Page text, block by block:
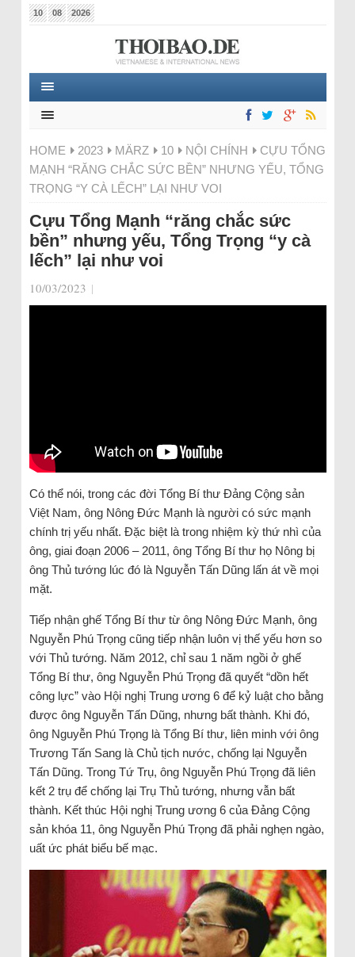
10 08 2026
HOME 2023 MÄRZ 10 NỘI CHÍNH
CỰU TỔNG
MẠNH “RĂNG CHẮC SỨC BỀN” NHƯNG YẾU, TỔNG
TRỌNG “Y CÀ LẾCH” LẠI NHƯ VOI
Cựu Tổng Mạnh “răng chắc sức
bền” nhưng yếu, Tổng Trọng “y cà
lếch” lại như voi
10/03/2023 |
Có thể nói, trong các đời Tổng Bí thư Đảng Cộng sản
Việt Nam, ông Nông Đức Mạnh là người có sức mạnh
chính trị yếu nhất. Đặc biệt là trong nhiệm kỳ thứ nhì của
ông, giai đoạn 2006 – 2011, ông Tổng Bí thư họ Nông bị
ông Thủ tướng lúc đó là Nguyễn Tấn Dũng lấn át về mọi
mặt.
Tiếp nhận ghế Tổng Bí thư từ ông Nông Đức Mạnh, ông
Nguyễn Phú Trọng cũng tiếp nhận luôn vị thế yếu hơn so
với Thủ tướng. Năm 2012, chỉ sau 1 năm ngồi ở ghế
Tổng Bí thư, ông Nguyễn Phú Trọng đã quyết “dồn hết
công lực” vào Hội nghị Trung ương 6 để kỷ luật cho bằng
được ông Nguyễn Tấn Dũng, nhưng bất thành. Khi đó,
ông Nguyễn Phú Trọng là Tổng Bí thư, liên minh với ông
Trương Tấn Sang là Chủ tịch nước, chống lại Nguyễn
Tấn Dũng. Trong Tứ Trụ, ông Nguyễn Phú Trọng đã liên
kết 2 trụ để chống lại Trụ Thủ tướng, nhưng vẫn bất
thành. Kết thúc Hội nghị Trung ương 6 của Đảng Cộng
sản khóa 11, ông Nguyễn Phú Trọng đã phải nghẹn ngào,
uất ức phát biểu bế mạc.